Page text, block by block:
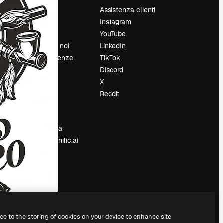
Prezzi
Chi siamo
Recensioni
Lavora con noi
Cerca tendenze
Blog
Sala stampa
Cerchi magnific.ai
Assistenza clienti
Instagram
YouTube
LinkedIn
TikTok
Discord
X
Reddit
to the storing of cookies on your device to enhance site